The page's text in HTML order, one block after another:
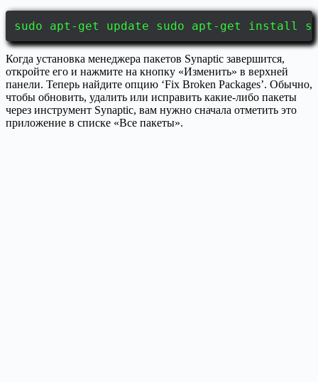
sudo apt-get update sudo apt-get install
Когда установка менеджера пакетов Synaptic завершится,
откройте его и нажмите на кнопку «Изменить» в верхней
панели. Теперь найдите опцию ‘Fix Broken Packages’. Обычно,
чтобы обновить, удалить или исправить какие-либо пакеты
через инструмент Synaptic, вам нужно сначала отметить это
приложение в списке «Все пакеты».